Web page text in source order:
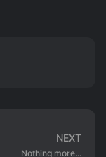
NEXT
Nothing more...